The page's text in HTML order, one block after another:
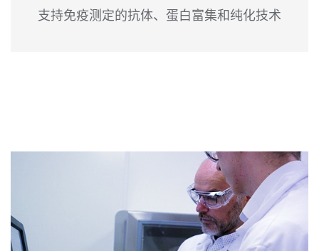
支持免疫测定的抗体、蛋白富集和纯化技术